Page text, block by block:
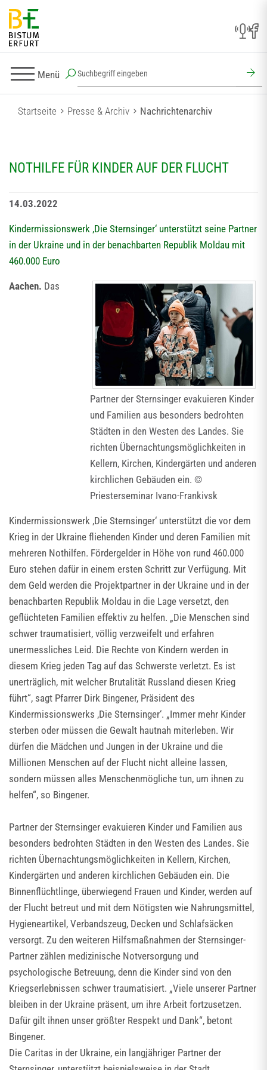
Menü
Startseite Presse & Archiv Nachrichtenarchiv
NOTHILFE FÜR KINDER AUF DER FLUCHT
14.03.2022
Kindermissionswerk ‚Die Sternsinger‘ unterstützt seine Partner
in der Ukraine und in der benachbarten Republik Moldau mit
460.000 Euro
Partner der Sternsinger evakuieren Kinder
und Familien aus besonders bedrohten
Städten in den Westen des Landes. Sie
richten Übernachtungsmöglichkeiten in
Kellern, Kirchen, Kindergärten und anderen
kirchlichen Gebäuden ein. ©
Priesterseminar Ivano-Frankivsk
Aachen. Das
Kindermissionswerk ‚Die Sternsinger‘ unterstützt die vor dem
Krieg in der Ukraine fliehenden Kinder und deren Familien mit
mehreren Nothilfen. Fördergelder in Höhe von rund 460.000
Euro stehen dafür in einem ersten Schritt zur Verfügung. Mit
dem Geld werden die Projektpartner in der Ukraine und in der
benachbarten Republik Moldau in die Lage versetzt, den
geflüchteten Familien effektiv zu helfen. „Die Menschen sind
schwer traumatisiert, völlig verzweifelt und erfahren
unermessliches Leid. Die Rechte von Kindern werden in
diesem Krieg jeden Tag auf das Schwerste verletzt. Es ist
unerträglich, mit welcher Brutalität Russland diesen Krieg
führt“, sagt Pfarrer Dirk Bingener, Präsident des
Kindermissionswerks ‚Die Sternsinger‘. „Immer mehr Kinder
sterben oder müssen die Gewalt hautnah miterleben. Wir
dürfen die Mädchen und Jungen in der Ukraine und die
Millionen Menschen auf der Flucht nicht alleine lassen,
sondern müssen alles Menschenmögliche tun, um ihnen zu
helfen“, so Bingener.
Partner der Sternsinger evakuieren Kinder und Familien aus
besonders bedrohten Städten in den Westen des Landes. Sie
richten Übernachtungsmöglichkeiten in Kellern, Kirchen,
Kindergärten und anderen kirchlichen Gebäuden ein. Die
Binnenflüchtlinge, überwiegend Frauen und Kinder, werden auf
der Flucht betreut und mit dem Nötigsten wie Nahrungsmittel,
Hygieneartikel, Verbandszeug, Decken und Schlafsäcken
versorgt. Zu den weiteren Hilfsmaßnahmen der Sternsinger-
Partner zählen medizinische Notversorgung und
psychologische Betreuung, denn die Kinder sind von den
Kriegserlebnissen schwer traumatisiert. „Viele unserer Partner
bleiben in der Ukraine präsent, um ihre Arbeit fortzusetzen.
Dafür gilt ihnen unser größter Respekt und Dank“, betont
Bingener.
Die Caritas in der Ukraine, ein langjähriger Partner der